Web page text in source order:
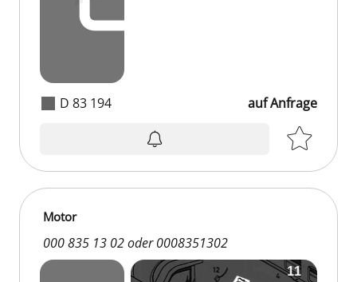
D 83 194 auf Anfrage
Motor
000 835 13 02 oder 0008351302